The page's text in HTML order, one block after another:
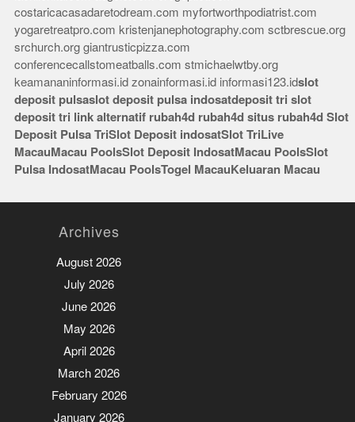
costaricacasadaretodream.com myfortworthpodiatrist.com
yogaretreatpro.com kristenjanephotography.com sctbrescue.org
srchurch.org giantrusticpizza.com
conferencecallstomeatballs.com stmichaelwtby.org
keamananinformasi.id zonainformasi.id informasi123.idslot
deposit pulsaslot deposit pulsa indosatdeposit tri slot
deposit tri link alternatif rubah4d rubah4d situs rubah4d Slot
Deposit Pulsa TriSlot Deposit indosatSlot TriLive
MacauMacau PoolsSlot Deposit IndosatMacau PoolsSlot
Pulsa IndosatMacau PoolsTogel MacauKeluaran Macau
Archives
August 2026
July 2026
June 2026
May 2026
April 2026
March 2026
February 2026
January 2026